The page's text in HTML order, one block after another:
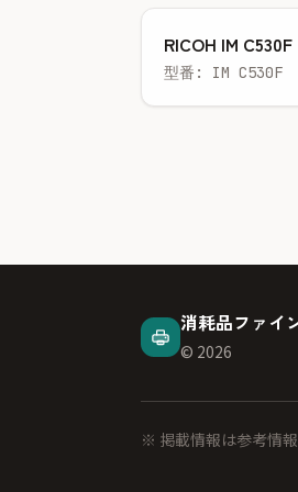
RICOH IM C530F
型番: IM C530F
消耗品ファイ
© 2026
※ 掲載情報は参考情